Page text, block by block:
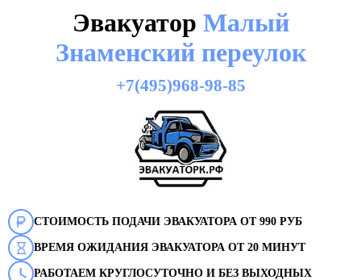
Эвакуатор Малый
Знаменский переулок
+7(495)968-98-85
СТОИМОСТЬ ПОДАЧИ ЭВАКУАТОРА ОТ 990 РУБ
ВРЕМЯ ОЖИДАНИЯ ЭВАКУАТОРА ОТ 20 МИНУТ
РАБОТАЕМ КРУГЛОСУТОЧНО И БЕЗ ВЫХОДНЫХ